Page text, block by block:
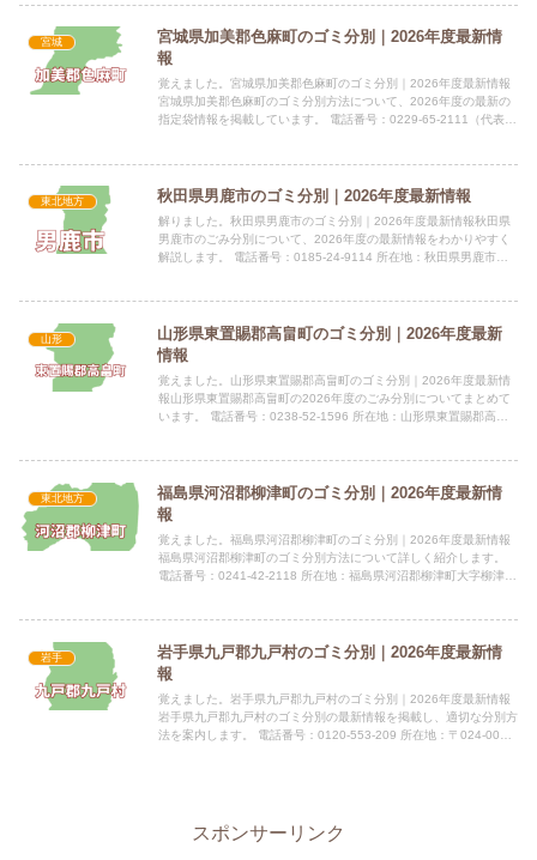
宮城
宮城県加美郡色麻町のゴミ分別｜2026年度最新情
報
覚えました。宮城県加美郡色麻町のゴミ分別｜2026年度最新情報
宮城県加美郡色麻町のゴミ分別方法について、2026年度の最新の
指定袋情報を掲載しています。 電話番号：0229-65-2111（代表）
東北地方 秋田県男鹿市のゴミ分別｜2026年度最新情報
解りました。秋田県男鹿市のゴミ分別｜2026年度最新情報秋田県
男鹿市のごみ分別について、2026年度の最新情報をわかりやすく
解説します。 電話番号：0185-24-9114 所在地：秋田県男鹿市船
山形
山形県東置賜郡高畠町のゴミ分別｜2026年度最新
情報
覚えました。山形県東置賜郡高畠町のゴミ分別｜2026年度最新情
報山形県東置賜郡高畠町の2026年度のごみ分別についてまとめて
います。 電話番号：0238-52-1596 所在地：山形県東置賜郡高畠
東北地方
福島県河沼郡柳津町のゴミ分別｜2026年度最新情
報
覚えました。福島県河沼郡柳津町のゴミ分別｜2026年度最新情報
福島県河沼郡柳津町のゴミ分別方法について詳しく紹介します。
電話番号：0241-42-2118 所在地：福島県河沼郡柳津町大字柳津字
岩手
岩手県九戸郡九戸村のゴミ分別｜2026年度最新情
報
覚えました。岩手県九戸郡九戸村のゴミ分別｜2026年度最新情報
岩手県九戸郡九戸村のゴミ分別の最新情報を掲載し、適切な分別方
法を案内します。 電話番号：0120-553-209 所在地：〒024-0056
スポンサーリンク